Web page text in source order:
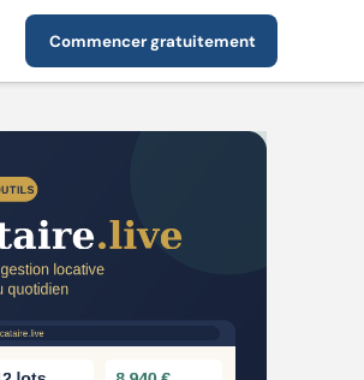
Commencer gratuitement